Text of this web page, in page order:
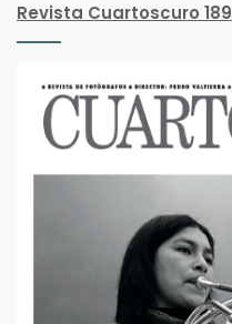
Revista Cuartoscuro 189